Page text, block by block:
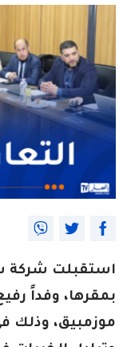
استقبلت شركة
بمقرها، وفداً
موزمبيق، وذلك